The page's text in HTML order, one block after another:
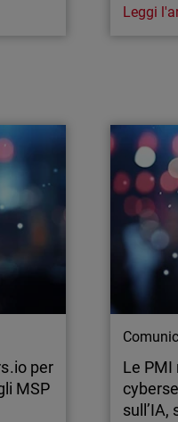
Scopri
da
troppo
Leggi
per
MSP
Le PMI
sull’IA,